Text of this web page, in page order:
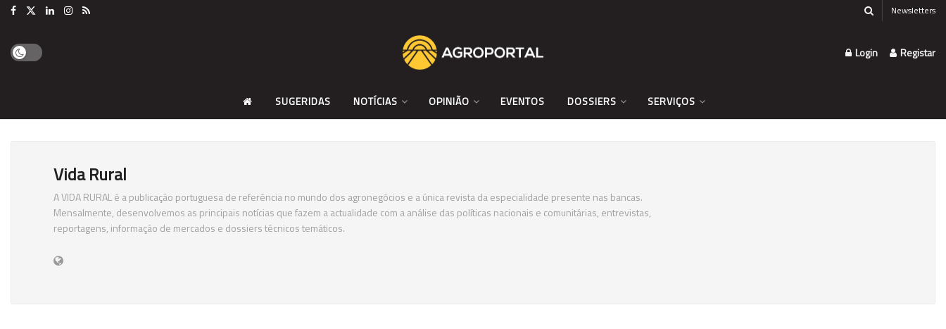
Newsletters
Login Registar
SUGERIDAS NOTÍCIAS OPINIÃO EVENTOS DOSSIERS SERVIÇOS
Vida Rural
A VIDA RURAL é a publicação portuguesa de referência no mundo dos agronegócios e a única revista da especialidade presente nas bancas.
Mensalmente, desenvolvemos as principais notícias que fazem a actualidade com a análise das políticas nacionais e comunitárias, entrevistas,
reportagens, informação de mercados e dossiers técnicos temáticos.